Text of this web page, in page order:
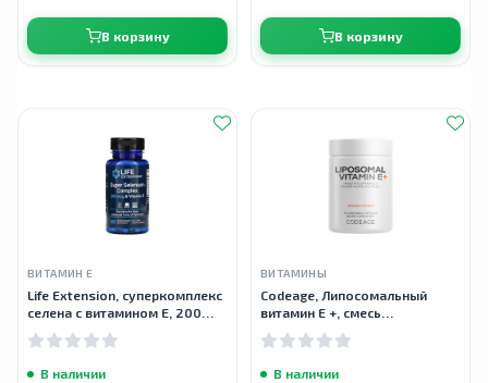
В корзину В корзину
ВИТАМИН Е
Life Extension, суперкомплекс
селена с витамином E, 200
мкг, 100 вегетарианских
капсул
В наличии
ВИТАМИНЫ
Codeage, Липосомальный
витамин E +, смесь
токоферолов, 90 капсул
В наличии